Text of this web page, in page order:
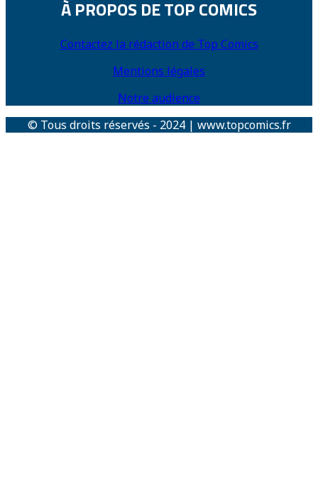
À PROPOS DE TOP COMICS
Contactez la rédaction de Top Comics
Mentions légales
Notre audience
© Tous droits réservés - 2024 | www.topcomics.fr